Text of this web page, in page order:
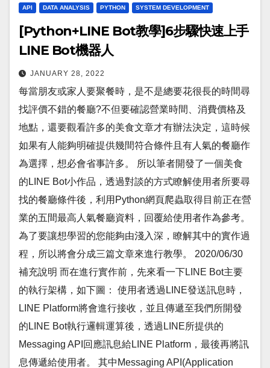
API DATA ANALYSIS PYTHON SYSTEM DEVELOPMENT
[Python+LINE Bot教學]6步驟快速上手
LINE Bot機器人
JANUARY 28, 2022
每當朋友或家人要聚餐時，是不是總要花很長的時間尋
找評價不錯的餐廳?不但要確認營業時間、消費價格及
地點，還要觀看許多的美食文章才有辦法決定，這時候
如果有人能夠明確提供幾間符合條件且有人氣的餐廳作
為選擇，想必會省事許多。 所以筆者開發了一個美食
的LINE Bot小作品，透過對談的方式瞭解使用者所要尋
找的餐廳條件後，利用Python網頁爬蟲取得目前正在營
業的五間最高人氣餐廳資料，回覆給使用者作為參考。
為了要讓想學習的您能夠由淺入深，瞭解其中的實作過
程，所以將會分成三篇文章來進行教學。 2020/06/30
補充說明 而在進行實作前，先來看一下LINE Bot主要
的執行架構，如下圖： 使用者透過LINE發送訊息時，
LINE Platform將會進行接收，並且傳遞至我們所開發
的LINE Bot執行邏輯運算後，透過LINE所提供的
Messaging API回應訊息給LINE Platform，最後再將訊
息傳遞給使用者。 其中Messaging API(Application